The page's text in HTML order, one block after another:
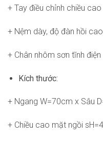
+ Tay điều chỉnh chiều cao
+ Nệm dày, độ đàn hồi
+ Chân nhôm sơn tĩnh điện
Kích thước:
+ Ngang W=70cm x Sâu
+ Chiều cao mặt ngồi